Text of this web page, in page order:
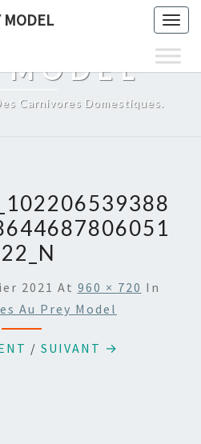
MODEL
–
MODEL
Carnivores Domestiques.
2021 At 960 × 720 In
Au Prey Model
/ SUIVANT →